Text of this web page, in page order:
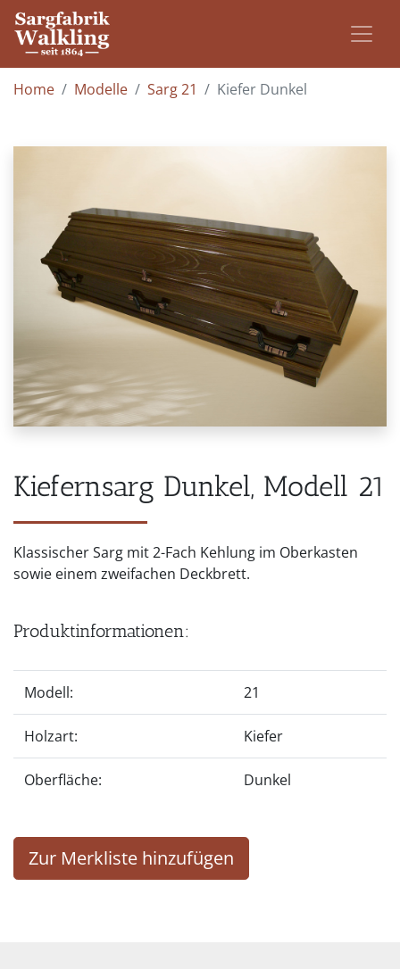
Home Modelle Sarg 21 Kiefer Dunkel
Kiefernsarg Dunkel, Modell 21
Klassischer Sarg mit 2-Fach Kehlung im Oberkasten
sowie einem zweifachen Deckbrett.
Produktinformationen:
Modell: 21
Holzart: Kiefer
Oberfläche: Dunkel
Zur Merkliste hinzufügen